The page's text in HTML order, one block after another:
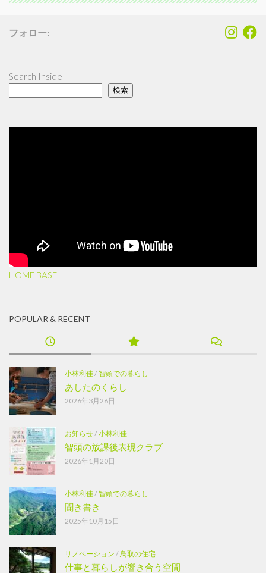
フォロー:
Search Inside
検索
HOME BASE
POPULAR & RECENT
小林利佳/智頭での暮らし
あしたのくらし
2026年3月26日
お知らせ/小林利佳
智頭の放課後表現クラブ
2026年1月20日
小林利佳/智頭での暮らし
聞き書き
2025年10月15日
リノベーション / 鳥取の住宅
仕事と暮らしが響き合う空間